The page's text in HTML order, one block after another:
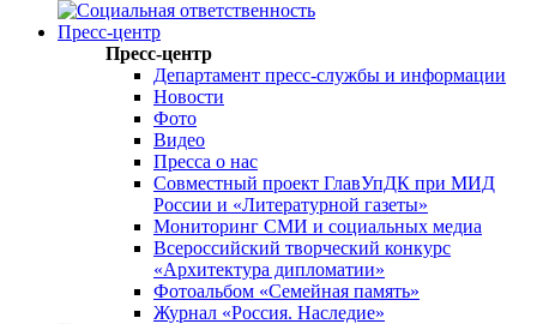
Пресс-центр
Пресс-центр
Департамент пресс-службы и информации
Новости
Фото
Видео
Пресса о нас
Совместный проект ГлавУпДК при МИД
России и «Литературной газеты»
Мониторинг СМИ и социальных медиа
Всероссийский творческий конкурс
«Архитектура дипломатии»
Фотоальбом «Семейная память»
Журнал «Россия. Наследие»